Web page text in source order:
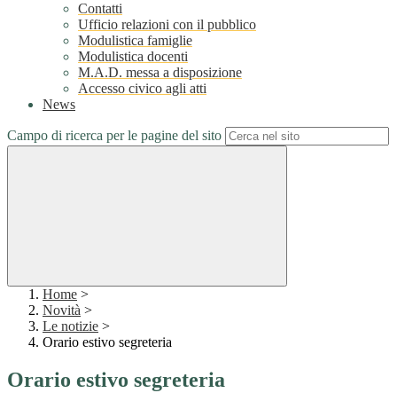
Contatti
Ufficio relazioni con il pubblico
Modulistica famiglie
Modulistica docenti
M.A.D. messa a disposizione
Accesso civico agli atti
News
Campo di ricerca per le pagine del sito
Home >
Novità >
Le notizie >
Orario estivo segreteria
Orario estivo segreteria